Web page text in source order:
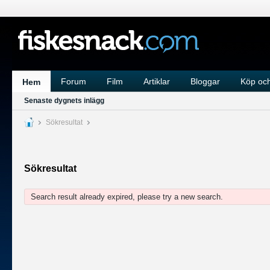
Hem Forum Film Artiklar Bloggar Köp
Senaste dygnets inlägg
Sökresultat
Sökresultat
Search result already expired, please try a new search.